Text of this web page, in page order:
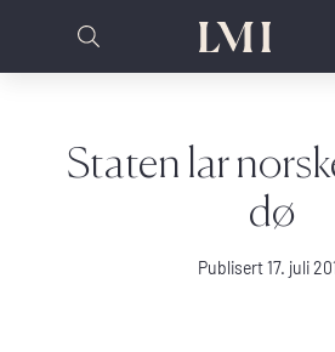
Staten lar
dø
Publisert 17. juli